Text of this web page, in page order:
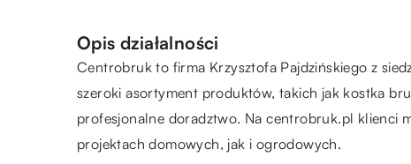
Opis działalności
Centrobruk to firma Krzysztofa Pajdzińskiego z
szeroki asortyment produktów, takich jak kostka
profesjonalne doradztwo. Na centrobruk.pl klienci
projektach domowych, jak i ogrodowych.